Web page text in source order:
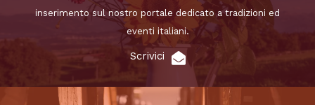
inserimento sul nostro portale dedicato a tradizioni ed
eventi italiani.
Scrivici